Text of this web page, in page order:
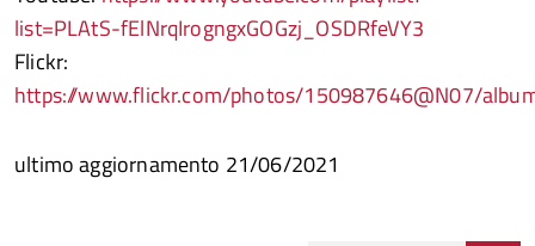
list=PLAtS-fElNrqIrogngxGOGzj_OSDRfeVY3
Flickr:
https://www.flickr.com/photos/150987646@N07/
ultimo aggiornamento 21/06/2021